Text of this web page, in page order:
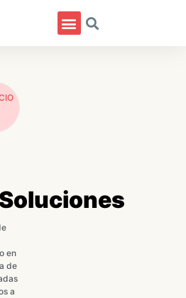
Soluciones
en
de
a